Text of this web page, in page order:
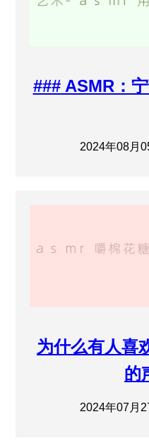
### ASMR：
2024年08月
为什么有人喜
的
2024年07月